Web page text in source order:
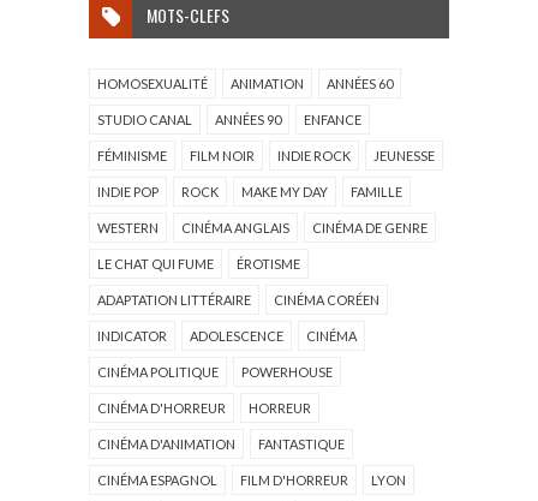
MOTS-CLEFS
HOMOSEXUALITÉ ANIMATION ANNÉES 60
STUDIO CANAL ANNÉES 90 ENFANCE
FÉMINISME FILM NOIR INDIE ROCK JEUNESSE
INDIE POP ROCK MAKE MY DAY FAMILLE
WESTERN CINÉMA ANGLAIS CINÉMA DE GENRE
LE CHAT QUI FUME ÉROTISME
ADAPTATION LITTÉRAIRE CINÉMA CORÉEN
INDICATOR ADOLESCENCE CINÉMA
CINÉMA POLITIQUE POWERHOUSE
CINÉMA D'HORREUR HORREUR
CINÉMA D'ANIMATION FANTASTIQUE
CINÉMA ESPAGNOL FILM D'HORREUR LYON